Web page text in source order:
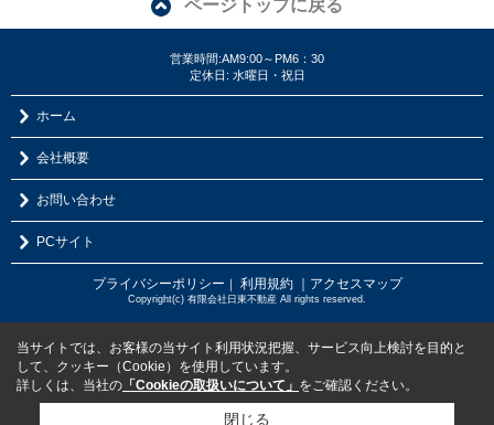
ページトップに戻る
営業時間:AM9:00～PM6：30
定休日: 水曜日・祝日
ホーム
会社概要
お問い合わせ
PCサイト
プライバシーポリシー ｜ 利用規約 ｜アクセスマップ
Copyright(c) 有限会社日東不動産 All rights reserved.
当サイトでは、お客様の当サイト利用状況把握、サービス向上検討を目的と
して、クッキー（Cookie）を使用しています。
詳しくは、当社の 「Cookieの取扱いについて」 をご確認ください。
閉じる